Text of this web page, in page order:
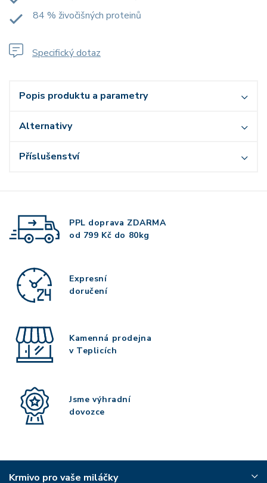
84 % živočišných proteinů
Specifický dotaz
Popis produktu a parametry
Alternativy
Příslušenství
PPL doprava ZDARMA
od 799 Kč do 80kg
Expresní
doručení
Kamenná prodejna
v Teplicích
Jsme výhradní
dovozce
Krmivo pro vaše miláčky